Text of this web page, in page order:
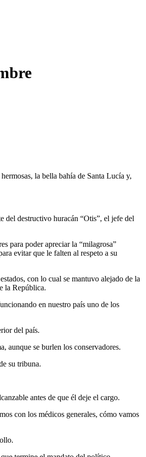
la bella bahía de Santa Lucía y,
del destructivo huracán “Otis”, el jefe del
para poder apreciar la “milagrosa”
evitar que le falten al respeto a su
con lo cual se mantuvo alejado de la
la República.
en nuestro país uno de los
del país.
aunque se burlen los conservadores.
su tribuna.
antes de que él deje el cargo.
con los médicos generales, cómo vamos